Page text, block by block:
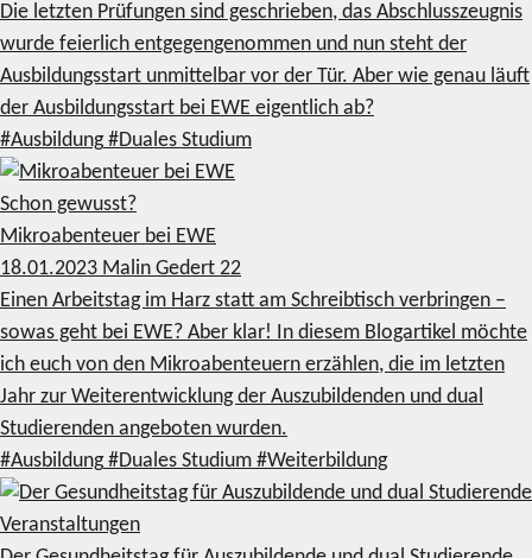
Die letzten Prüfungen sind geschrieben, das Abschlusszeugnis
wurde feierlich entgegengenommen und nun steht der
Ausbildungsstart unmittelbar vor der Tür. Aber wie genau läuft
der Ausbildungsstart bei EWE eigentlich ab?
#Ausbildung #Duales Studium
Schon gewusst?
Mikroabenteuer bei EWE
18.01.2023 Malin Gedert 22
Einen Arbeitstag im Harz statt am Schreibtisch verbringen –
sowas geht bei EWE? Aber klar! In diesem Blogartikel möchte
ich euch von den Mikroabenteuern erzählen, die im letzten
Jahr zur Weiterentwicklung der Auszubildenden und dual
Studierenden angeboten wurden.
#Ausbildung #Duales Studium #Weiterbildung
Veranstaltungen